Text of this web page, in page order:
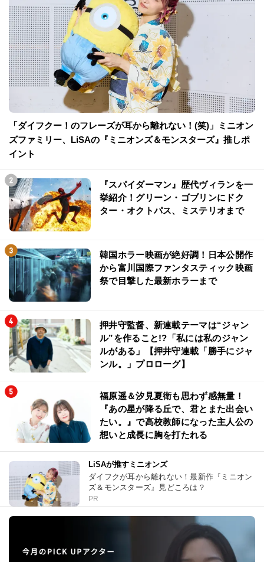
「ダイフクー！のフレーズが耳から離れない！(笑)」ミニオン
ズファミリー、LiSAの『ミニオンズ＆モンスターズ』推しポ
イント
『スパイダーマン』歴代ヴィランを一
挙紹介！グリーン・ゴブリンにドク
ター・オクトパス、ミステリオまで
韓国ホラー映画が絶好調！日本公開作
から富川国際ファンタスティック映画
祭で目撃した最新ホラーまで
押井守監督、新連載テーマは“ジャン
ル”を作ること!?「私には私のジャン
ルがある」【押井守連載「勝手にジャ
ンル。」プロローグ】
福原遥＆汐見夏衛も思わず感無量！
『あの星が降る丘で、君とまた出会い
たい。』で高校教師になった主人公の
想いと成長に胸を打たれる
LiSAが推すミニオンズ
ダイフクが耳から離れない！最新作『ミニオン
ズ＆モンスターズ』見どころは？
PR